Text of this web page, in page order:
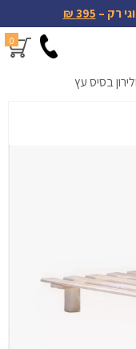
רק – 395 ₪
0
בסיס עץ